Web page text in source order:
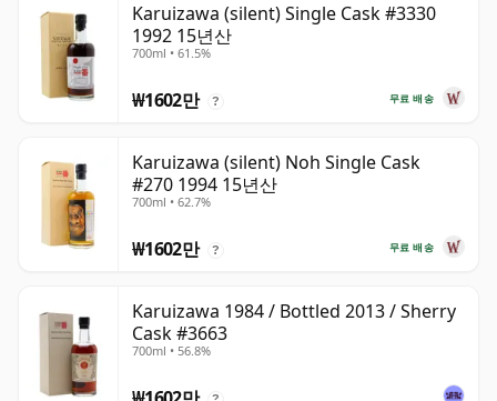
Karuizawa (silent) Single Cask #3330
1992 15년산
700ml • 61.5%
무료 배송
₩1602만 ?
Karuizawa (silent) Noh Single Cask
#270 1994 15년산
700ml • 62.7%
무료 배송
₩1602만 ?
Karuizawa 1984 / Bottled 2013 / Sherry
Cask #3663
700ml • 56.8%